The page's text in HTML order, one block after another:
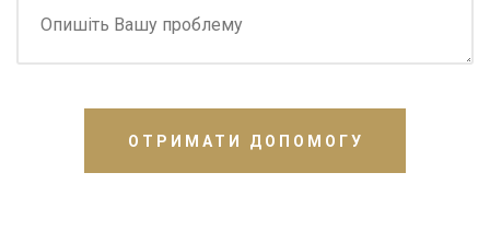
ОТРИМАТИ ДОПОМОГУ